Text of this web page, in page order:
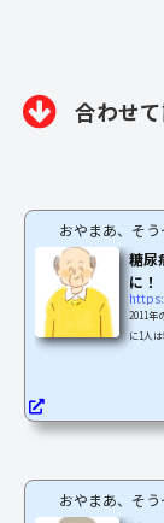
合わせ
おやまあ、そう
糖尿
に！
2011年
に1人
ごした
おやまあ、そう